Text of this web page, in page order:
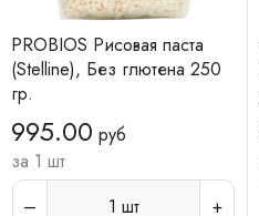
PROBIOS Рисовая паста
(Stelline), Без глютена 250
гр.
995.00 руб
за 1 шт
1 шт